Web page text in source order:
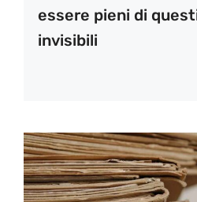
essere pieni di
invisibili